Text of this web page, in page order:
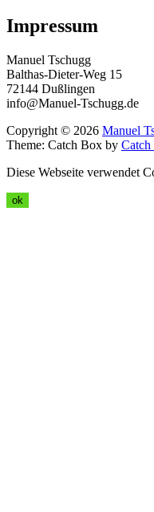
Impressum
Manuel Tschugg
Balthas-Dieter-Weg 15
72144 Dußlingen
info@Manuel-Tschugg.de
Copyright © 2026 Manuel
Theme: Catch Box by Catch
Diese Webseite verwendet